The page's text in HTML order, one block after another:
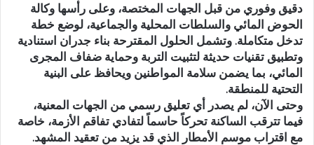
دقيق وفوري من قبل الجهات المختصة، وعلى رأسها وكالة
الحوض المائي والسلطات المحلية والجماعية، لوضع خطة
تدخل متكاملة. وتشمل الحلول المقترحة بناء جدران استنادية
وتطبيق تقنيات حديثة لتثبيت التربة وحماية ضفاف المجرى
المائي، بما يضمن سلامة المواطنين ويحافظ على البنية
التحتية للمنطقة.
وحتى الآن، لم يصدر أي تعليق رسمي من الجهات المعنية،
فيما تترقب الساكنة تحركاً حاسماً لتفادي تفاقم الأزمة، خاصة
مع اقتراب موسم الأمطار الذي قد يزيد من تعقيد المشهد.